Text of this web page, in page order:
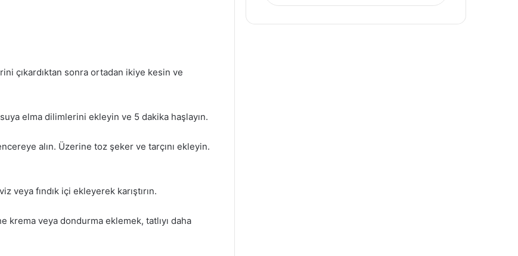
çıkardıktan sonra ortadan ikiye kesin ve
elma dilimlerini ekleyin ve 5 dakika haşlayın.
alın. Üzerine toz şeker ve tarçını ekleyin.
veya fındık içi ekleyerek karıştırın.
krema veya dondurma eklemek, tatlıyı daha